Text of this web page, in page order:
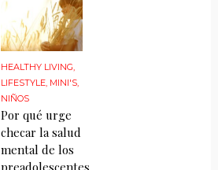
HEALTHY LIVING
LIFESTYLE MINI'S
NIÑOS
Por qué urge
checar la salud
mental de los
preadolescentes